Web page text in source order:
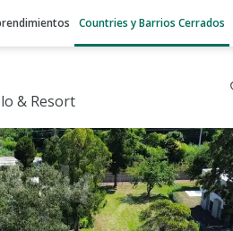
Countries y Barrios Cerrados
& Resort